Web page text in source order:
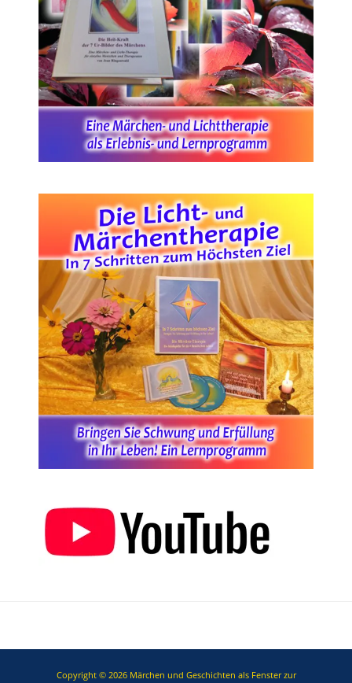
Copyright © 2026 Märchen und Geschichten als Fenster zur